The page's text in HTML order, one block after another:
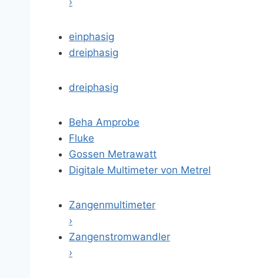
einphasig
dreiphasig
dreiphasig
Beha Amprobe
Fluke
Gossen Metrawatt
Digitale Multimeter von Metrel
Zangenmultimeter
›
Zangenstromwandler
›